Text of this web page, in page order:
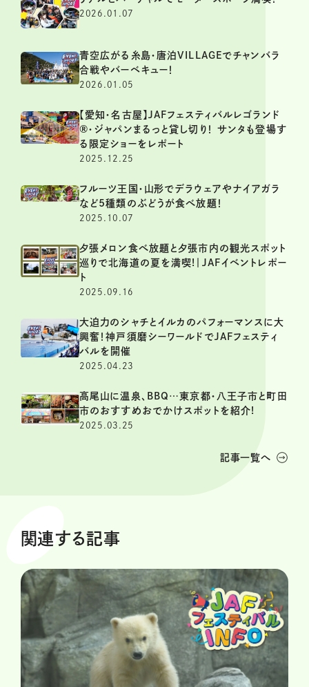
2026.01.07
青空広がる糸島・唐泊VILLAGEでチャンバラ
合戦やバーベキュー！
2026.01.05
【愛知・名古屋】JAFフェスティバルレゴランド
®・ジャパンまるっと貸し切り！ サンタも登場す
る限定ショーをレポート
2025.12.25
フルーツ王国・山形でデラウェアやナイアガラ
など5種類のぶどうが食べ放題！
2025.10.07
夕張メロン食べ放題と夕張市内の観光スポット
巡りで北海道の夏を満喫!｜JAFイベントレポー
ト
2025.09.16
大迫力のシャチとイルカのパフォーマンスに大
興奮！神戸須磨シーワールドでJAFフェスティ
バルを開催
2025.04.23
高尾山に温泉、BBQ…東京都・八王子市と町田
市のおすすめおでかけスポットを紹介!
2025.03.25
記事一覧へ
関連する記事